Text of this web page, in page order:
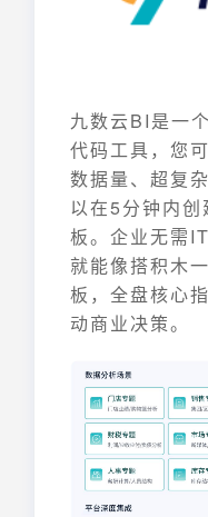
九数云BI是一
代码工具，您
数据量、超复
以在5分钟内
板。企业无需
就能像搭积木
板，全盘核心
动商业决策。